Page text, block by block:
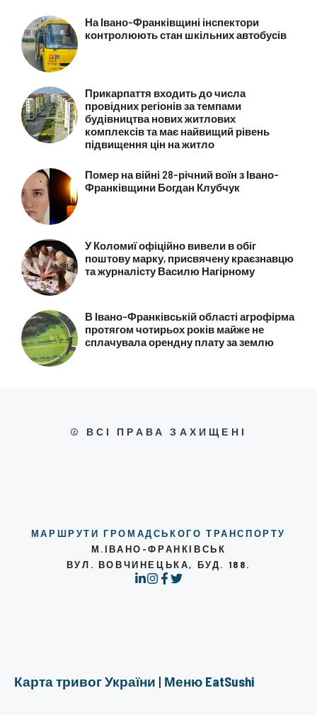
На Івано-Франківщині інспектори
контролюють стан шкільних автобусів
Прикарпаття входить до числа
провідних регіонів за темпами
будівництва нових житлових
комплексів та має найвищий рівень
підвищення цін на житло
Помер на війні 28-річний воїн з Івано-
Франківщини Богдан Клубчук
У Коломиї офіційно вивели в обіг
поштову марку, присвячену краєзнавцю
та журналісту Василю Нагірному
В Івано-Франківській області агрофірма
протягом чотирьох років майже не
сплачувала орендну плату за землю
© ВСІ ПРАВА ЗАХИЩЕНІ
МАРШРУТИ ГРОМАДСЬКОГО ТРАНСПОРТУ
М.ІВАНО-ФРАНКІВСЬК
ВУЛ. ВОВЧИНЕЦЬКА, БУД. 188.
Карта тривог України | Меню EatSushi